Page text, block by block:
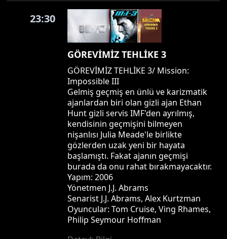
23:30
GÖREVİMİZ TEHLİKE 3
GÖREVİMİZ TEHLİKE 3/ Mission:
Impossible III
Gelmiş geçmiş en ünlü ve karizmatik
ajanlardan biri olan gizli ajan Ethan
Hunt gizli servis IMF'den ayrılmış,
kendisinin geçmişini bilmeyen
nişanlısı Julia Meade'le birlikte
gözlerden uzak yeni bir hayata
başlamıştı. Fakat ajanın geçmişi
burada da onu rahat bırakmayacaktır.
Yapım: 2006
Yönetmen J.J. Abrams
Senarist J.J. Abrams, Alex Kurtzman
Oyuncular: Tom Cruise, Ving Rhames,
Philip Seymour Hoffman